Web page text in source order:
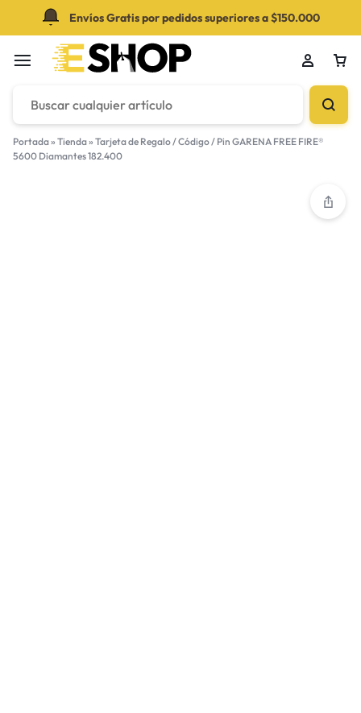
Envíos Gratis por pedidos superiores a $150.000
Portada» Tienda» Tarjeta de Regalo / Código / Pin GARENA FREE FIRE®
5600 Diamantes 182.400